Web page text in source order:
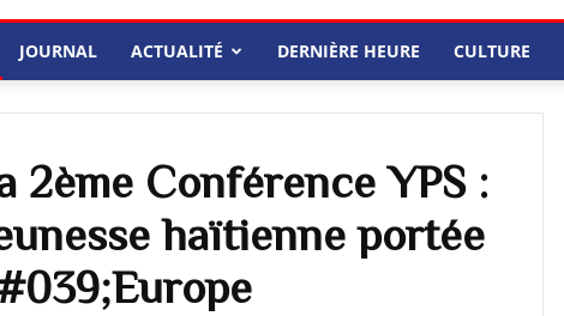
JOURNAL ACTUALITÉ DERNIÈRE HEURE CULTURE
2ème Conférence YPS :
haïtienne portée